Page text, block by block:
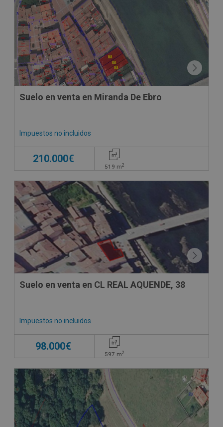
Suelo en venta en Miranda De Ebro
Impuestos no incluidos
210.000€
519 m2
Suelo en venta en CL REAL AQUENDE, 38
Impuestos no incluidos
98.000€
597 m2